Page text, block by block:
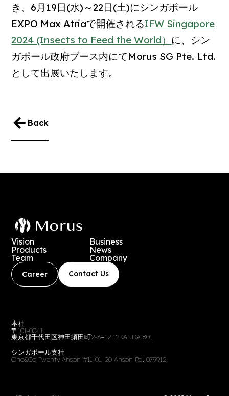
き、6月19日(水)～22日(土)にシンガポール
EXPO Max Atriaで開催されるIFW Singapore
2024 (Insects to Feed the World） に、シン
ガポール政府ブース内にてMorus SG Pte. Ltd.
として出展いたします。
Back
Vision
Business
Products
News
Team
Company
Career Contact Us
本社
〒101-0041
東京都千代田区神田須田町2-3−12 12KANDA 801
シンガポール支社
One&Co Twenty Anson #11-01, 20 Anson Rd, 079912